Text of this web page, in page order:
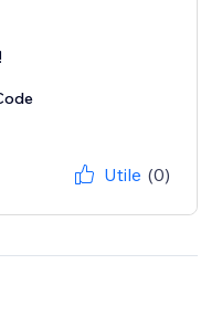
Utile (0)